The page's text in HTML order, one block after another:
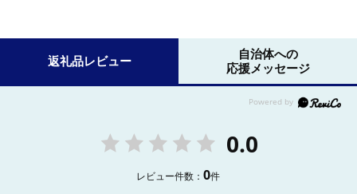
返礼品レビュー
自治体への
応援メッセージ
0.0
レビュー件数：0件